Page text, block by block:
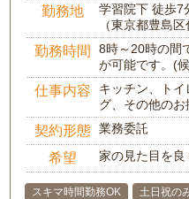
勤務地
学習院下 徒歩7
（東京都豊島区
勤務時間
8時～20時の間
が可能です。(
仕事内容
キッチン、ト
グ、その他のお
契約形態 業務委託
希望 家の見た目を
スキマ時間勤務OK 土日祝の